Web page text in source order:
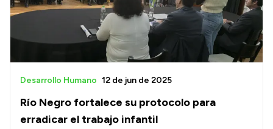
Río Negro fortalece su protocolo para
erradicar el trabajo infantil
Desarrollo Humano 12 de jun de 2025